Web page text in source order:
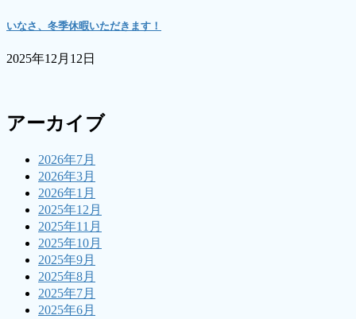
いなさ、冬季休暇いただきます！
2025年12月12日
アーカイブ
2026年7月
2026年3月
2026年1月
2025年12月
2025年11月
2025年10月
2025年9月
2025年8月
2025年7月
2025年6月